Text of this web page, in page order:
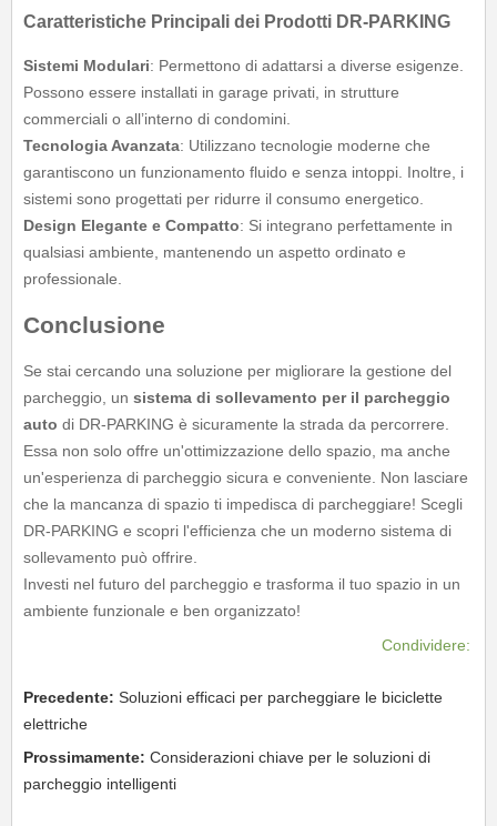
Caratteristiche Principali dei Prodotti DR-PARKING
Sistemi Modulari: Permettono di adattarsi a diverse esigenze.
Possono essere installati in garage privati, in strutture
commerciali o all’interno di condomini.
Tecnologia Avanzata: Utilizzano tecnologie moderne che
garantiscono un funzionamento fluido e senza intoppi. Inoltre, i
sistemi sono progettati per ridurre il consumo energetico.
Design Elegante e Compatto: Si integrano perfettamente in
qualsiasi ambiente, mantenendo un aspetto ordinato e
professionale.
Conclusione
Se stai cercando una soluzione per migliorare la gestione del
parcheggio, unsistema di sollevamento per il parcheggio
auto di DR-PARKING è sicuramente la strada da percorrere.
Essa non solo offre un'ottimizzazione dello spazio, ma anche
un'esperienza di parcheggio sicura e conveniente. Non lasciare
che la mancanza di spazio ti impedisca di parcheggiare! Scegli
DR-PARKING e scopri l'efficienza che un moderno sistema di
sollevamento può offrire.
Investi nel futuro del parcheggio e trasforma il tuo spazio in un
ambiente funzionale e ben organizzato!
Condividere:
Precedente:Soluzioni efficaci per parcheggiare le biciclette
elettriche
Prossimamente:Considerazioni chiave per le soluzioni di
parcheggio intelligenti